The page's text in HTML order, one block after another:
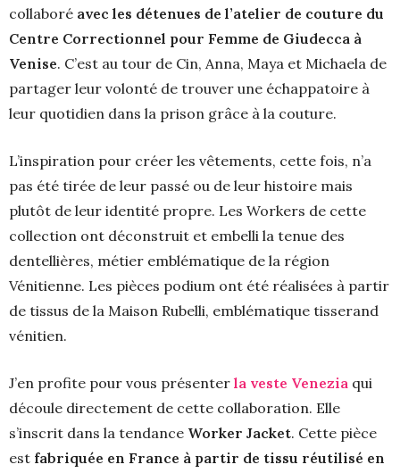
collaboré avec les détenues de l’atelier de couture du
Centre Correctionnel pour Femme de Giudecca à
Venise. C’est au tour de Cin, Anna, Maya et Michaela de
partager leur volonté de trouver une échappatoire à
leur quotidien dans la prison grâce à la couture.
L’inspiration pour créer les vêtements, cette fois, n’a
pas été tirée de leur passé ou de leur histoire mais
plutôt de leur identité propre. Les Workers de cette
collection ont déconstruit et embelli la tenue des
dentellières, métier emblématique de la région
Vénitienne. Les pièces podium ont été réalisées à partir
de tissus de la Maison Rubelli, emblématique tisserand
vénitien.
J’en profite pour vous présenter la veste Venezia qui
découle directement de cette collaboration. Elle
s’inscrit dans la tendance Worker Jacket. Cette pièce
est fabriquée en France à partir de tissu réutilisé en